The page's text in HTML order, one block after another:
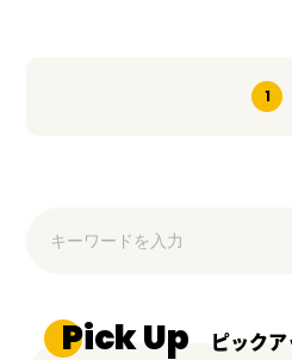
1
Pick Up ピック